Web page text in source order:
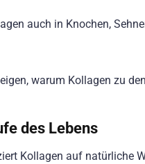
auch in Knochen,
warum Kollagen zu
des Lebens
Kollagen auf natürliche